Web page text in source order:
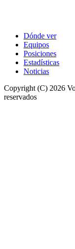
Dónde ver
Equipos
Posiciones
Estadísticas
Noticias
Copyright (C) 2026
reservados